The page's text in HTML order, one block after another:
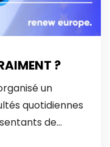
?
un
quotidiennes
de